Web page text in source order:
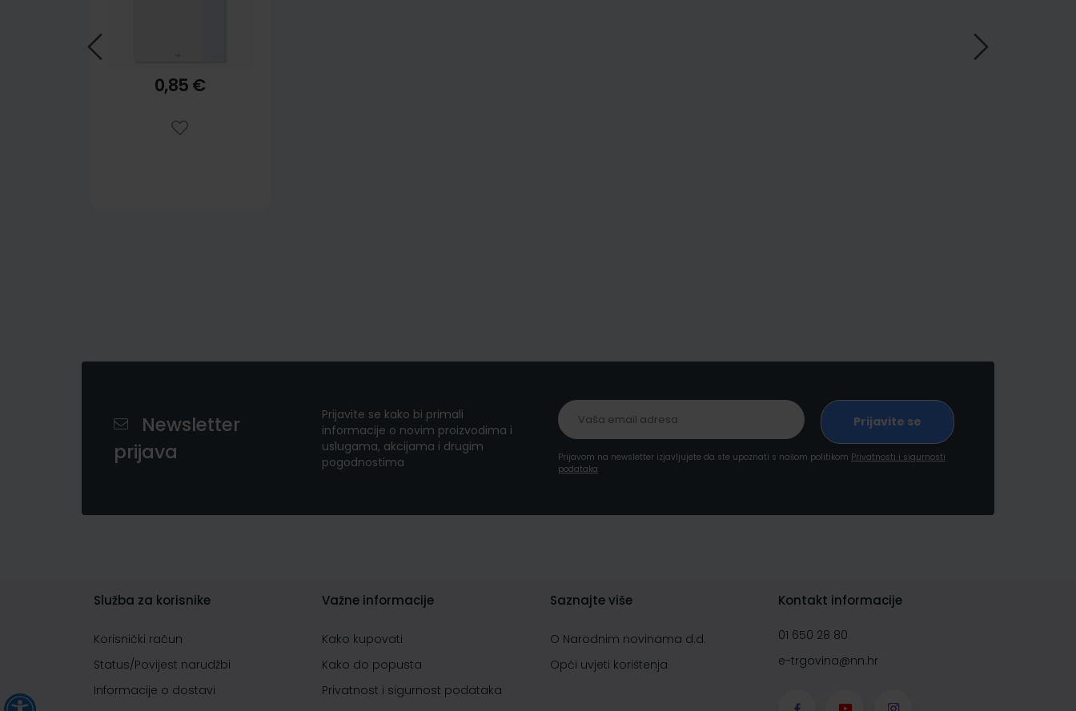
0,85 €
Newsletter
prijava
Prijavite se kako bi primali
informacije o novim proizvodima i
uslugama, akcijama i drugim
pogodnostima
Prijavom na newsletter izjavljujete da ste upoznati s našom politikom Privatnosti i sigurnosti
podataka
Služba za korisnike
Korisnički račun
Status/Povijest narudžbi
Informacije o dostavi
Važne informacije
Kako kupovati
Kako do popusta
Privatnost i sigurnost podataka
Saznajte više
O Narodnim novinama d.d.
Opći uvjeti korištenja
Kontakt informacije
01 650 28 80
e-trgovina@nn.hr